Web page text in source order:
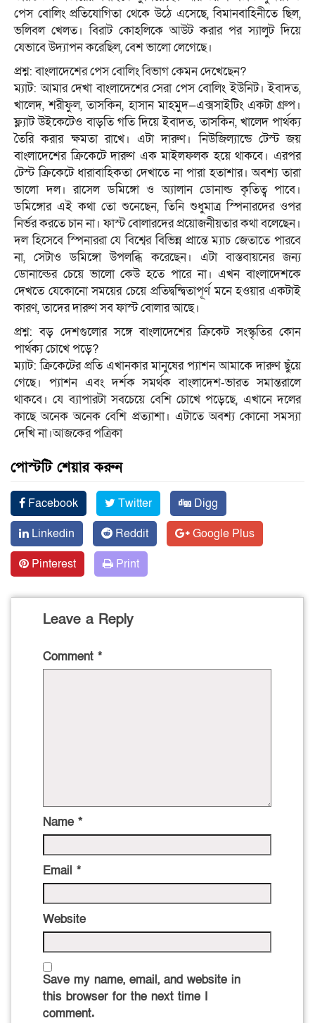
পেস বোলিং প্রতিযোগিতা থেকে উঠে এসেছে, বিমানবাহিনীতে ছিল,
ভলিবল খেলত। বিরাট কোহলিকে আউট করার পর স্যালুট দিয়ে
যেভাবে উদ্যাপন করেছিল, বেশ ভালো লেগেছে।
প্রশ্ন: বাংলাদেশের পেস বোলিং বিভাগ কেমন দেখেছেন?
ম্যাট: আমার দেখা বাংলাদেশের সেরা পেস বোলিং ইউনিট। ইবাদত,
খালেদ, শরীফুল, তাসকিন, হাসান মাহমুদ—এক্সসাইটিং একটা গ্রুপ।
ফ্ল্যাট উইকেটেও বাড়তি গতি দিয়ে ইবাদত, তাসকিন, খালেদ পার্থক্য
তৈরি করার ক্ষমতা রাখে। এটা দারুণ। নিউজিল্যান্ডে টেস্ট জয়
বাংলাদেশের ক্রিকেটে দারুণ এক মাইলফলক হয়ে থাকবে। এরপর
টেস্ট ক্রিকেটে ধারাবাহিকতা দেখাতে না পারা হতাশার। অবশ্য তারা
ভালো দল। রাসেল ডমিঙ্গো ও অ্যালান ডোনাল্ড কৃতিত্ব পাবে।
ডমিঙ্গোর এই কথা তো শুনেছেন, তিনি শুধুমাত্র স্পিনারদের ওপর
নির্ভর করতে চান না। ফাস্ট বোলারদের প্রয়োজনীয়তার কথা বলেছেন।
দল হিসেবে স্পিনাররা যে বিশ্বের বিভিন্ন প্রান্তে ম্যাচ জেতাতে পারবে
না, সেটাও ডমিঙ্গো উপলব্ধি করেছেন। এটা বাস্তবায়নের জন্য
ডোনাল্ডের চেয়ে ভালো কেউ হতে পারে না। এখন বাংলাদেশকে
দেখতে যেকোনো সময়ের চেয়ে প্রতিদ্বন্দ্বিতাপূর্ণ মনে হওয়ার একটাই
কারণ, তাদের দারুণ সব ফাস্ট বোলার আছে।
প্রশ্ন: বড় দেশগুলোর সঙ্গে বাংলাদেশের ক্রিকেট সংস্কৃতির কোন
পার্থক্য চোখে পড়ে?
ম্যাট: ক্রিকেটের প্রতি এখানকার মানুষের প্যাশন আমাকে দারুণ ছুঁয়ে
গেছে। প্যাশন এবং দর্শক সমর্থক বাংলাদেশ-ভারত সমান্তরালে
থাকবে। যে ব্যাপারটা সবচেয়ে বেশি চোখে পড়েছে, এখানে দলের
কাছে অনেক অনেক বেশি প্রত্যাশা। এটাতে অবশ্য কোনো সমস্যা
দেখি না।আজকের পত্রিকা
পোস্টটি শেয়ার করুন
Facebook Twitter
Digg
Linkedin
Reddit
Google Plus
Pinterest
Print
Leave a Reply
Comment *
Name *
Email *
Website
Save my name, email, and website in
this browser for the next time I
comment.